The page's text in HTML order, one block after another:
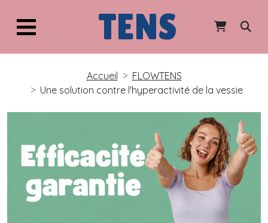
TENS
Accueil
FLOWTENS
Une solution contre l'hyperactivité de la vessie